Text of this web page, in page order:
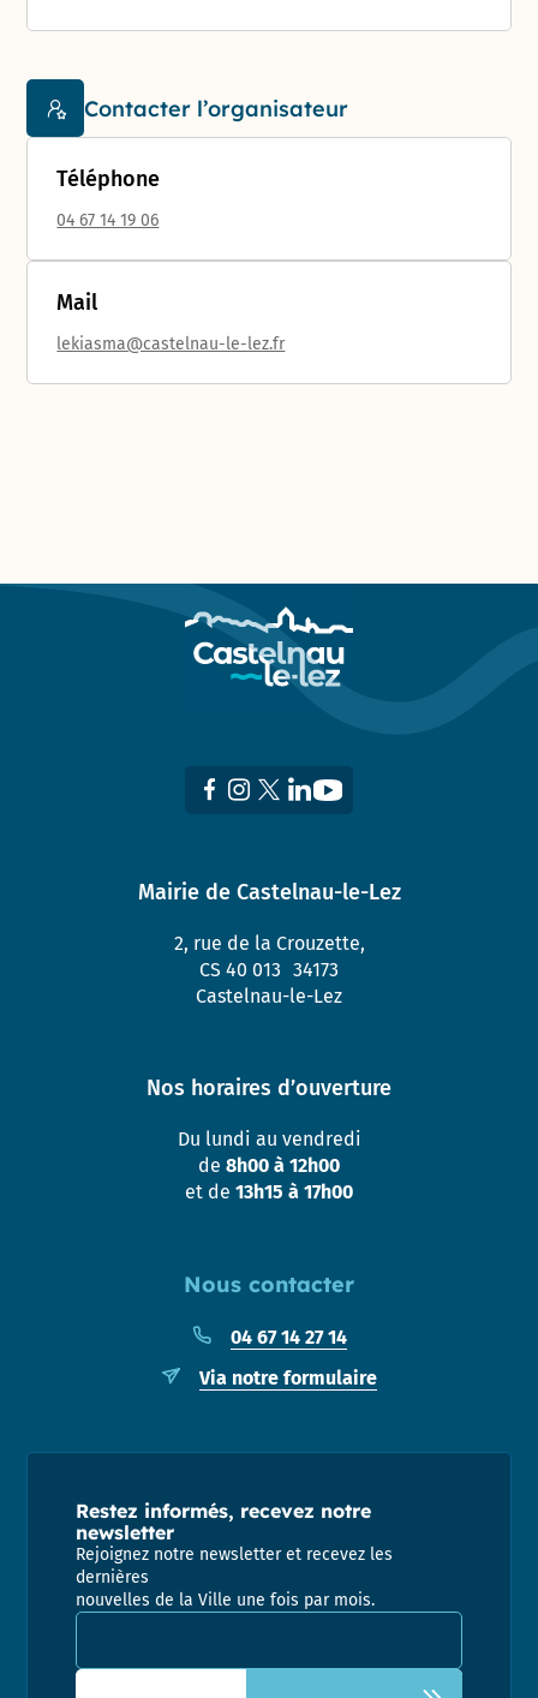
Contacter l’organisateur
Téléphone
04 67 14 19 06
Mail
lekiasma@castelnau-le-lez.fr
Nous contacter
04 67 14 27 14
Via notre formulaire
Mairie de Castelnau-le-Lez
2, rue de la Crouzette,
CS 40 013 34173
Castelnau-le-Lez
Nos horaires d’ouverture
Du lundi au vendredi
de 8h00 à 12h00
et de 13h15 à 17h00
Restez informés, recevez notre
newsletter
Rejoignez notre newsletter et recevez les
dernières
nouvelles de la Ville une fois par mois.
Adresse email pour la newsletter